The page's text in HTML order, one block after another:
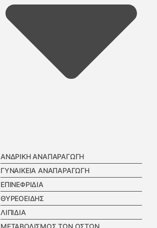
ΑΝΔΡΙΚΗ ΑΝΑΠΑΡΑΓΩΓΗ
ΓΥΝΑΙΚΕΙΑ ΑΝΑΠΑΡΑΓΩΓΗ
ΕΠΙΝΕΦΡΙΔΙΑ
ΘΥΡΕΟΕΙΔΗΣ
ΛΙΠΙΔΙΑ